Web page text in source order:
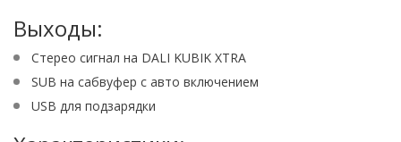
Выходы:
Стерео сигнал на DALI KUBIK XTRA
SUB на сабвуфер с авто включением
USB для подзарядки